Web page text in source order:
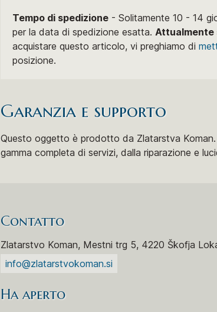
Tempo di spedizione - Solitamente 10 - 14
per la data di spedizione esatta. Attualmente
acquistare questo articolo, vi preghiamo di
posizione.
Garanzia e supporto
Questo oggetto è prodotto da Zlatarstva
gamma completa di servizi, dalla riparazione e
Contatto
Zlatarstvo Koman, Mestni trg 5, 4220 Škofja
info@zlatarstvokoman.si
Ha aperto